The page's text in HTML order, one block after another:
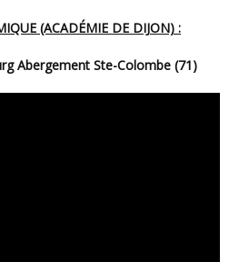
(ACADÉMIE DE DIJON) :
Abergement Ste-Colombe (71)